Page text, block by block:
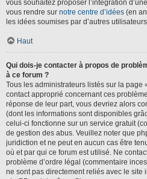
vous souhaitez proposer l’intégration
vous rendre sur notre centre d’idées (en
les idées soumises par d’autres
Haut
Qui dois-je contacter à propos de
à ce forum ?
Tous les administrateurs listés sur la page
contact approprié concernant ces
réponse de leur part, vous devriez alors
(dont les informations sont disponibles
celui-ci fonctionne sur un service gratuit
de gestion des abus. Veuillez noter que
juridiction et ne peut en aucun cas être
où et par qui ce forum est utilisé. Ne
problème d’ordre légal (commentaire
ne sont pas directement reliés avec le site